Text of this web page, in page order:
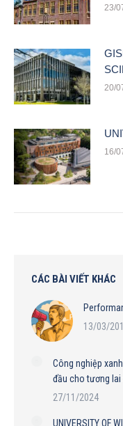
23/
20/
16/
CÁC BÀI VIẾT KHÁC
13/03/
Công nghiệp
đầu cho tương lai
27/11/2024
UNIVERSITY OF